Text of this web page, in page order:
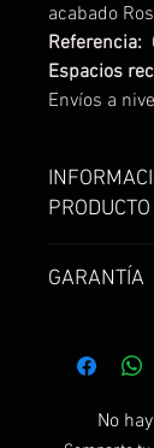
acabado
Referencia:
Espacios
Envíos a
PRODUCTO
Grifería
bronce.
GARANTÍA
No